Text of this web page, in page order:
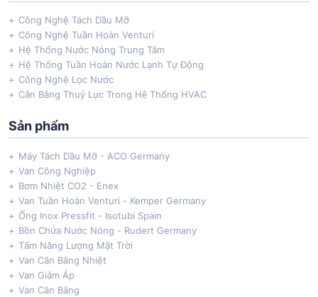
Công Nghệ Tách Dầu Mỡ
Công Nghệ Tuần Hoàn Venturi
Hệ Thống Nước Nóng Trung Tâm
Hệ Thống Tuần Hoàn Nước Lạnh Tự Động
Công Nghệ Lọc Nước
Cân Bằng Thuỷ Lực Trong Hệ Thống HVAC
Sản phẩm
Máy Tách Dầu Mỡ - ACO Germany
Van Công Nghiệp
Bơm Nhiệt CO2 - Enex
Van Tuần Hoàn Venturi - Kemper Germany
Ống Inox Pressfit - Isotubi Spain
Bồn Chứa Nước Nóng - Rudert Germany
Tấm Năng Lượng Mặt Trời
Van Cân Bằng Nhiệt
Van Giảm Áp
Van Cân Bằng